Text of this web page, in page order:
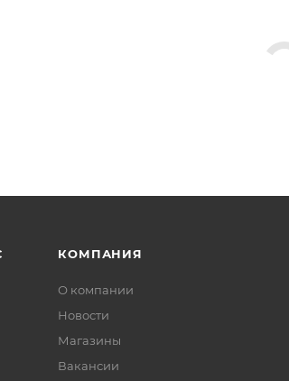
КОМПАНИЯ
О компании
Новости
Магазины
Вакансии